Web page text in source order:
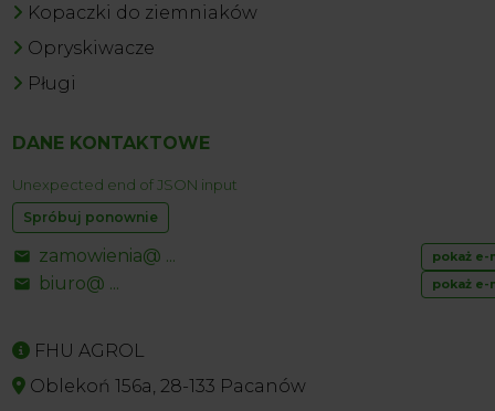
Kopaczki do ziemniaków
Opryskiwacze
Pługi
DANE KONTAKTOWE
Unexpected end of JSON input
Spróbuj ponownie
zamowienia@ ... pokaż e-
biuro@ ... pokaż e-
FHU AGROL
Oblekoń 156a, 28-133 Pacanów